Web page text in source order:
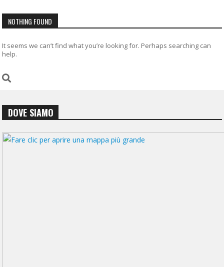
NOTHING FOUND
It seems we can’t find what you’re looking for. Perhaps searching can
help.
DOVE SIAMO